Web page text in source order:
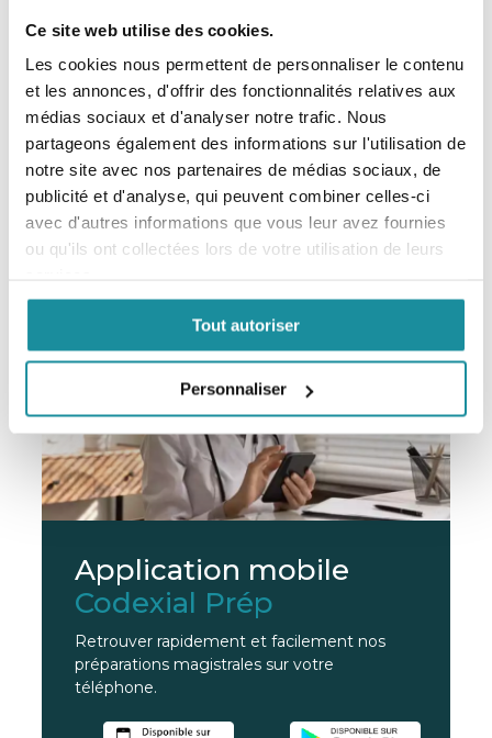
Ce site web utilise des cookies.
Les cookies nous permettent de personnaliser le contenu
et les annonces, d'offrir des fonctionnalités relatives aux
médias sociaux et d'analyser notre trafic. Nous
partageons également des informations sur l'utilisation de
notre site avec nos partenaires de médias sociaux, de
publicité et d'analyse, qui peuvent combiner celles-ci
avec d'autres informations que vous leur avez fournies
ou qu'ils ont collectées lors de votre utilisation de leurs
Tout autoriser
Personnaliser
Codexial Crème Émolliente
EXCIPIENT DERMATOLOGIQUE
En savoir plus
Application mobile
Codexial Prép
Retrouver rapidement et facilement nos
préparations magistrales sur votre
téléphone.